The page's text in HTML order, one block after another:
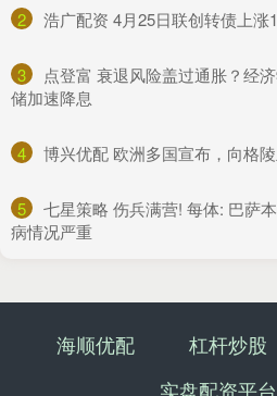
2 浩广配资 4月25日联创转债上涨
3
点登富 衰退风险盖过通胀？经
储加速降息
4 博兴优配 欧洲多国宣布，向格
5
七星策略 伤兵满营! 每体: 巴萨
病情况严重
海顺优配 杠杆炒股
实盘配资平